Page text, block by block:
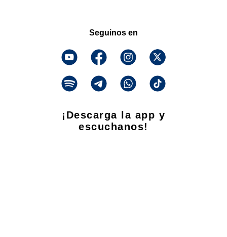
Seguinos en
¡Descarga la app y
escuchanos!